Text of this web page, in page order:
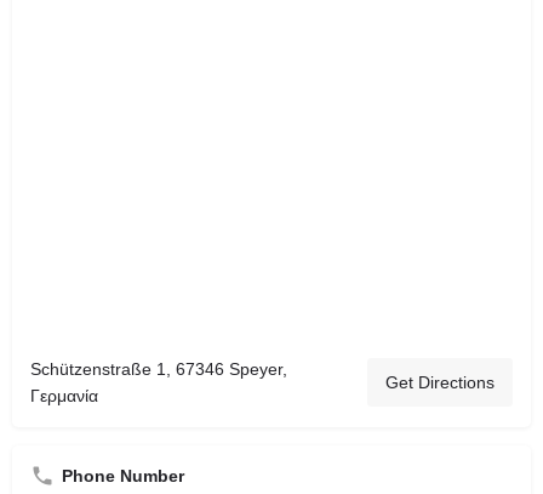
Schützenstraße 1, 67346 Speyer,
Γερμανία
Get Directions
Phone Number